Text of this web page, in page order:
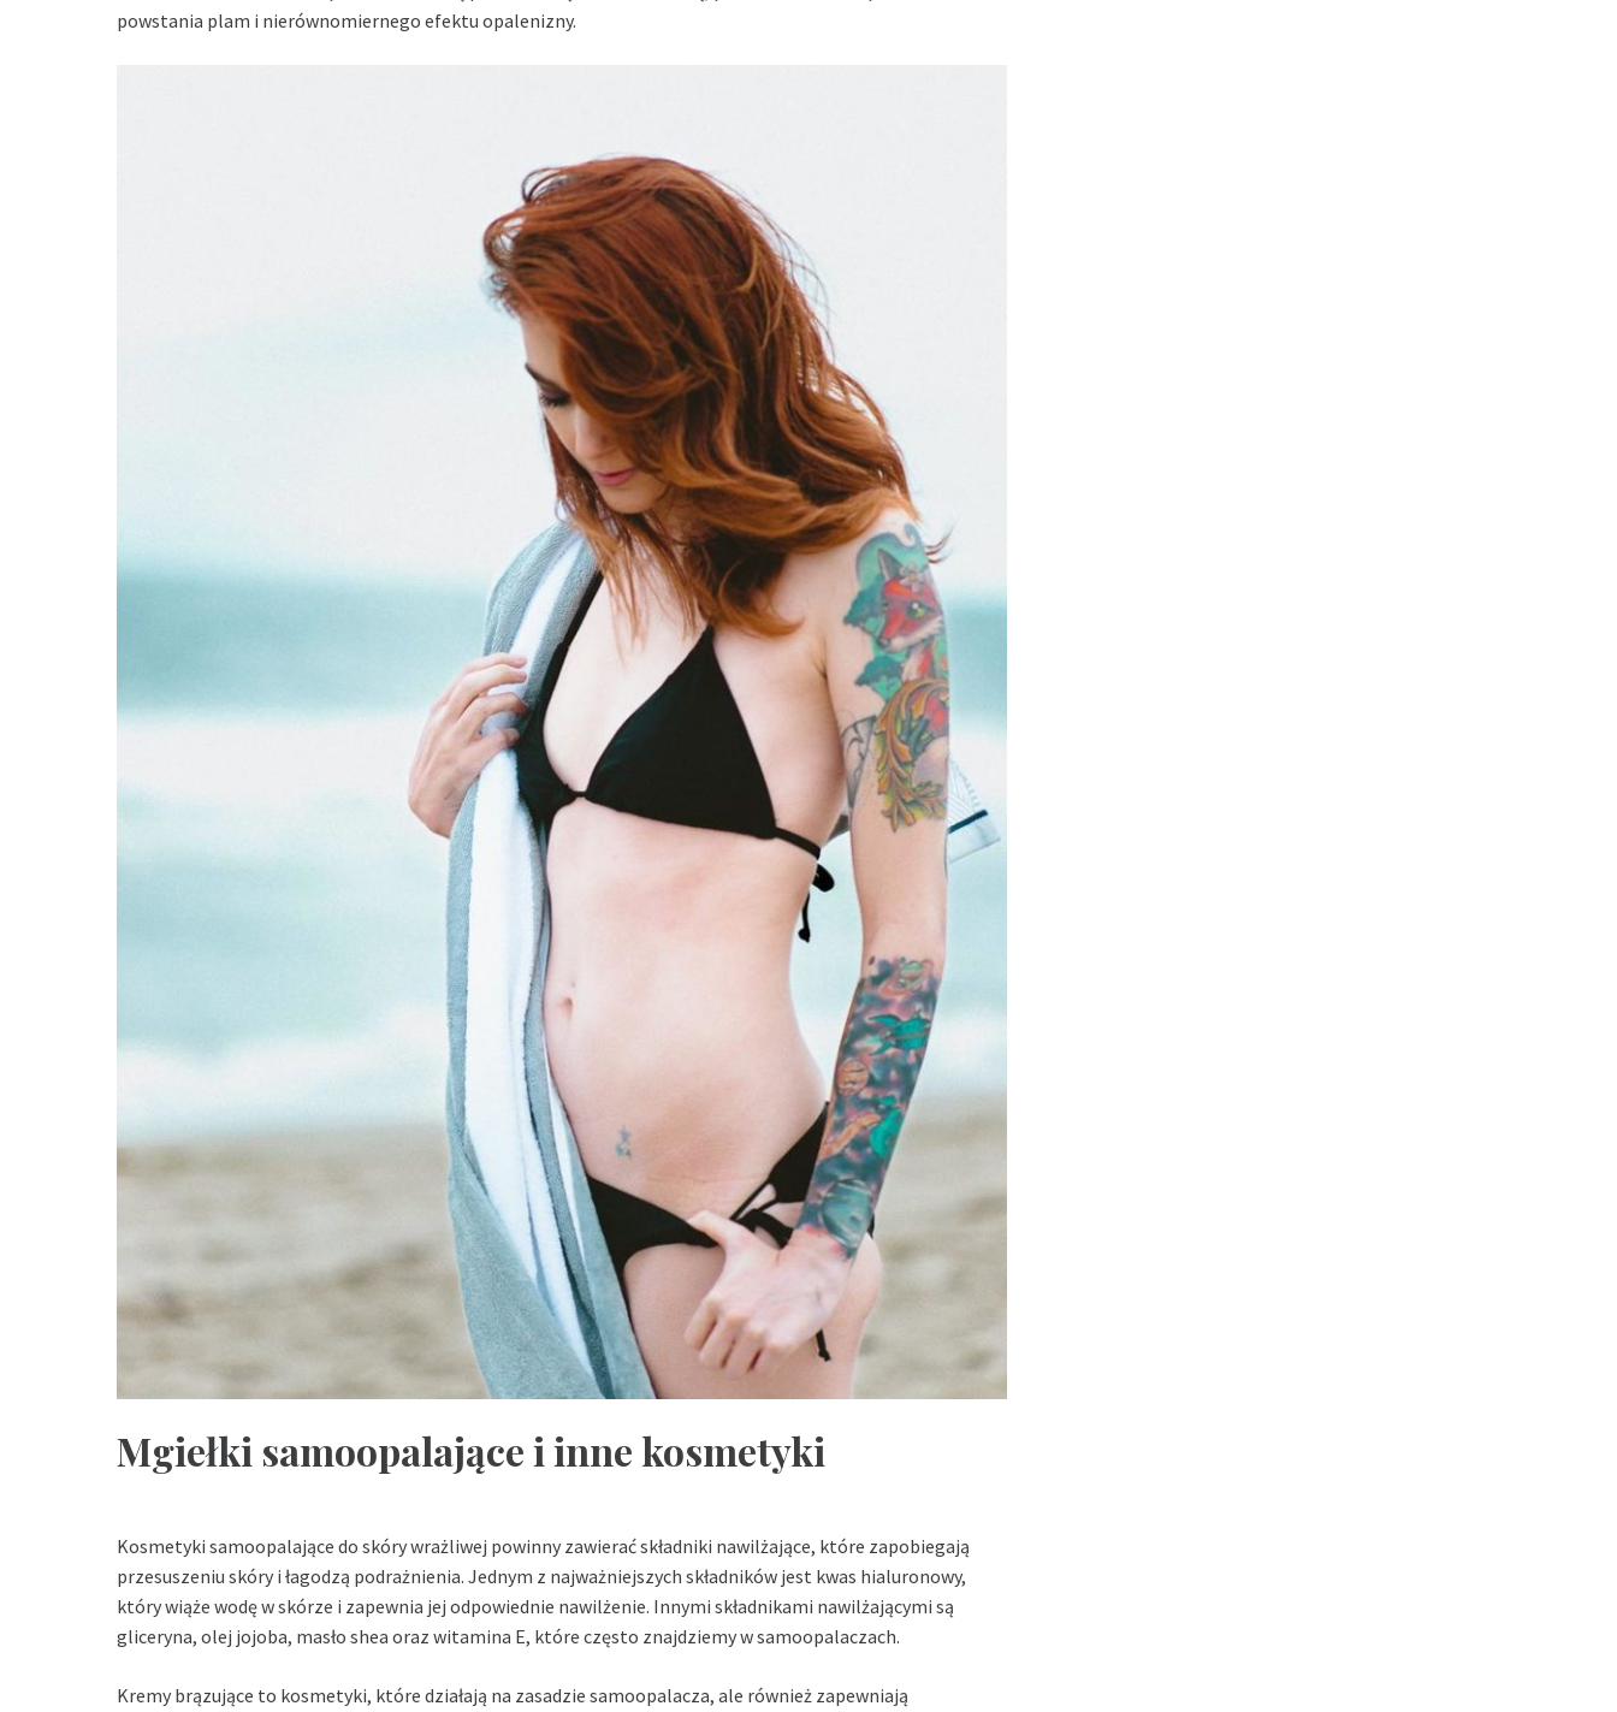
powstania plam i nierównomiernego efektu opalenizny.
Mgiełki samoopalające i inne kosmetyki
Kosmetyki samoopalające do skóry wrażliwej powinny zawierać składniki nawilżające, które zapobiegają
przesuszeniu skóry i łagodzą podrażnienia. Jednym z najważniejszych składników jest kwas hialuronowy,
który wiąże wodę w skórze i zapewnia jej odpowiednie nawilżenie. Innymi składnikami nawilżającymi są
gliceryna, olej jojoba, masło shea oraz witamina E, które często znajdziemy w samoopalaczach.
Kremy brązujące to kosmetyki, które działają na zasadzie samoopalacza, ale również zapewniają